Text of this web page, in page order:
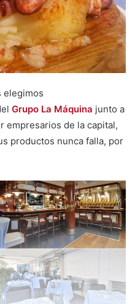
elegimos
Grupo La Máquina junto a
empresarios de la capital,
productos nunca falla, por